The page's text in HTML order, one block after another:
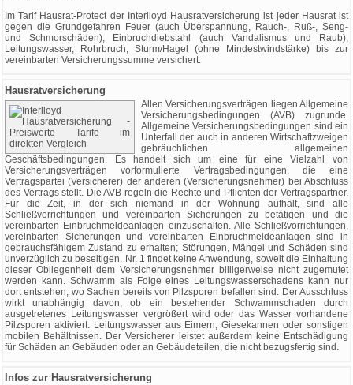
Im Tarif Hausrat-Protect der Interlloyd Hausratversicherung ist jeder Hausrat ist
gegen die Grundgefahren Feuer (auch Überspannung, Rauch-, Ruß-, Seng-
und Schmorschäden), Einbruchdiebstahl (auch Vandalismus und Raub),
Leitungswasser, Rohrbruch, Sturm/Hagel (ohne Mindestwindstärke) bis zur
vereinbarten Versicherungssumme versichert.
Hausratversicherung
Allen Versicherungsverträgen liegen Allgemeine
Versicherungsbedingungen (AVB) zugrunde.
Allgemeine Versicherungsbedingungen sind ein
Unterfall der auch in anderen Wirtschaftzweigen
gebräuchlichen allgemeinen
Geschäftsbedingungen. Es handelt sich um eine für eine Vielzahl von
Versicherungsverträgen vorformulierte Vertragsbedingungen, die eine
Vertragspartei (Versicherer) der anderen (Versicherungsnehmer) bei Abschluss
des Vertrags stellt. Die AVB regeln die Rechte und Pflichten der Vertragspartner.
Für die Zeit, in der sich niemand in der Wohnung aufhält, sind alle
Schließvorrichtungen und vereinbarten Sicherungen zu betätigen und die
vereinbarten Einbruchmeldeanlagen einzuschalten. Alle Schließvorrichtungen,
vereinbarten Sicherungen und vereinbarten Einbruchmeldeanlagen sind in
gebrauchsfähigem Zustand zu erhalten; Störungen, Mängel und Schäden sind
unverzüglich zu beseitigen. Nr. 1 findet keine Anwendung, soweit die Einhaltung
dieser Obliegenheit dem Versicherungsnehmer billigerweise nicht zugemutet
werden kann. Schwamm als Folge eines Leitungswasserschadens kann nur
dort entstehen, wo Sachen bereits von Pilzsporen befallen sind. Der Ausschluss
wirkt unabhängig davon, ob ein bestehender Schwammschaden durch
ausgetretenes Leitungswasser vergrößert wird oder das Wasser vorhandene
Pilzsporen aktiviert. Leitungswasser aus Eimern, Giesekannen oder sonstigen
mobilen Behältnissen. Der Versicherer leistet außerdem keine Entschädigung
für Schäden an Gebäuden oder an Gebäudeteilen, die nicht bezugsfertig sind.
Infos zur Hausratversicherung